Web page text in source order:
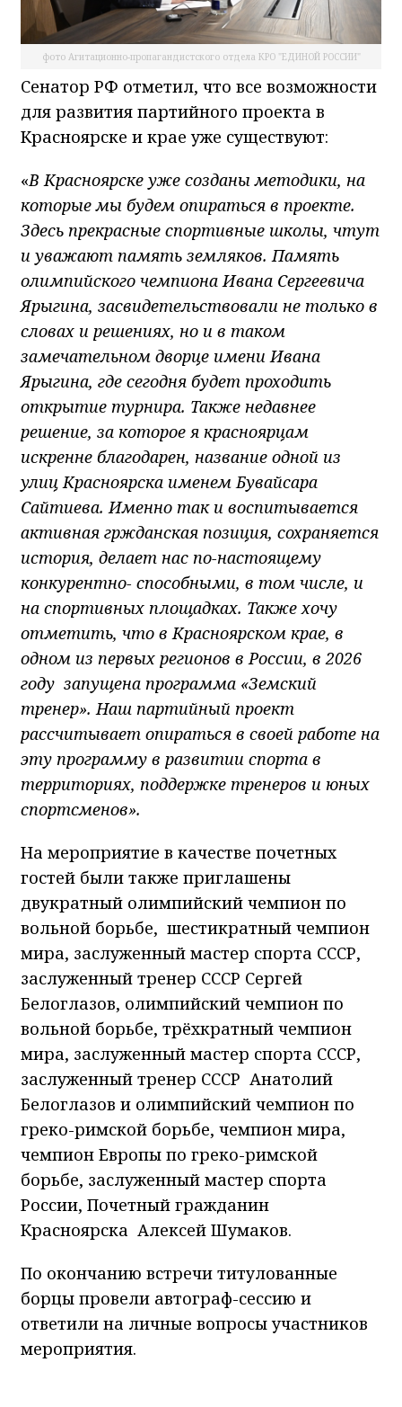
фото Агитационно-пропагандистского отдела КРО "ЕДИНОЙ РОССИИ"
Сенатор РФ отметил, что все возможности
для развития партийного проекта в
Красноярске и крае уже существуют:
«В Красноярске уже созданы методики, на
которые мы будем опираться в проекте.
Здесь прекрасные спортивные школы, чтут
и уважают память земляков. Память
олимпийского чемпиона Ивана Сергеевича
Ярыгина, засвидетельствовали не только в
словах и решениях, но и в таком
замечательном дворце имени Ивана
Ярыгина, где сегодня будет проходить
открытие турнира. Также недавнее
решение, за которое я красноярцам
искренне благодарен, название одной из
улиц Красноярска именем Бувайсара
Сайтиева. Именно так и воспитывается
активная гржданская позиция, сохраняется
история, делает нас по-настоящему
конкурентно- способными, в том числе, и
на спортивных площадках. Также хочу
отметить, что в Красноярском крае, в
одном из первых регионов в России, в 2026
году запущена программа «Земский
тренер». Наш партийный проект
рассчитывает опираться в своей работе на
эту программу в развитии спорта в
территориях, поддержке тренеров и юных
спортсменов».
На мероприятие в качестве почетных
гостей были также приглашены
двукратный олимпийский чемпион по
вольной борьбе, шестикратный чемпион
мира, заслуженный мастер спорта СССР,
заслуженный тренер СССР Сергей
Белоглазов, олимпийский чемпион по
вольной борьбе, трёхкратный чемпион
мира, заслуженный мастер спорта СССР,
заслуженный тренер СССР Анатолий
Белоглазов и олимпийский чемпион по
греко-римской борьбе, чемпион мира,
чемпион Европы по греко-римской
борьбе, заслуженный мастер спорта
России, Почетный гражданин
Красноярска Алексей Шумаков.
По окончанию встречи титулованные
борцы провели автограф-сессию и
ответили на личные вопросы участников
мероприятия.